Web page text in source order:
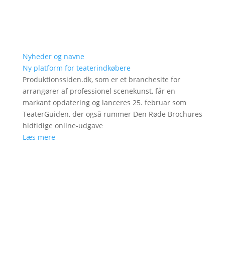
Nyheder og navne
Ny platform for teaterindkøbere
Produktionssiden.dk, som er et branchesite for
arrangører af professionel scenekunst, får en
markant opdatering og lanceres 25. februar som
TeaterGuiden, der også rummer Den Røde Brochures
hidtidige online-udgave
Læs mere